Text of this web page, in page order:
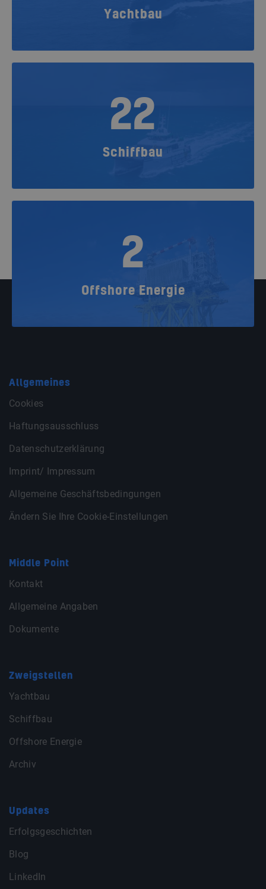
Yachtbau
22
Schiffbau
2
Offshore Energie
Allgemeines
Cookies
Haftungsausschluss
Datenschutzerklärung
Imprint/ Impressum
Allgemeine Geschäftsbedingungen
Ändern Sie Ihre Cookie-Einstellungen
Middle Point
Kontakt
Allgemeine Angaben
Dokumente
Zweigstellen
Yachtbau
Schiffbau
Offshore Energie
Archiv
Updates
Erfolgsgeschichten
Blog
LinkedIn